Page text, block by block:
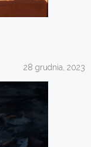
28 grudnia, 2023